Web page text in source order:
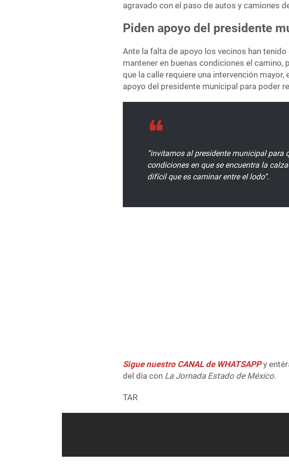
agravado con el paso de autos y camiones
Piden apoyo del presidente
Ante la falta de apoyo los vecinos han
mantener en buenas condiciones el
que la calle requiere una intervención
apoyo del presidente municipal para poder
“invitamos al presidente municipal para
condiciones en que se encuentra la
difícil que es caminar entre el lodo”.
Sigue nuestro CANAL de WHATSAPP y
del día con La Jornada Estado de México.
TAR